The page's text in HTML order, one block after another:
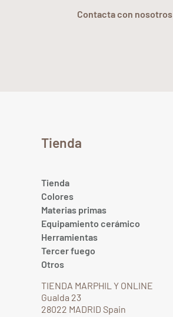
Contacta con nosotros
Tienda
Tienda
Colores
Materias primas
Equipamiento cerámico
Herramientas
Tercer fuego
Otros
TIENDA MARPHIL Y ONLINE
Gualda 23
28022 MADRID Spain